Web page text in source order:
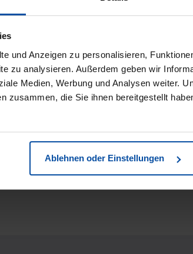
und Anzeigen zu personalisieren,
zu analysieren. Außerdem geben wir
Medien, Werbung und Analysen weiter.
zusammen, die Sie ihnen bereitgestellt
Ablehnen oder Einstellungen
Trusted Shops Bewertungen
auf Rolle
Stück